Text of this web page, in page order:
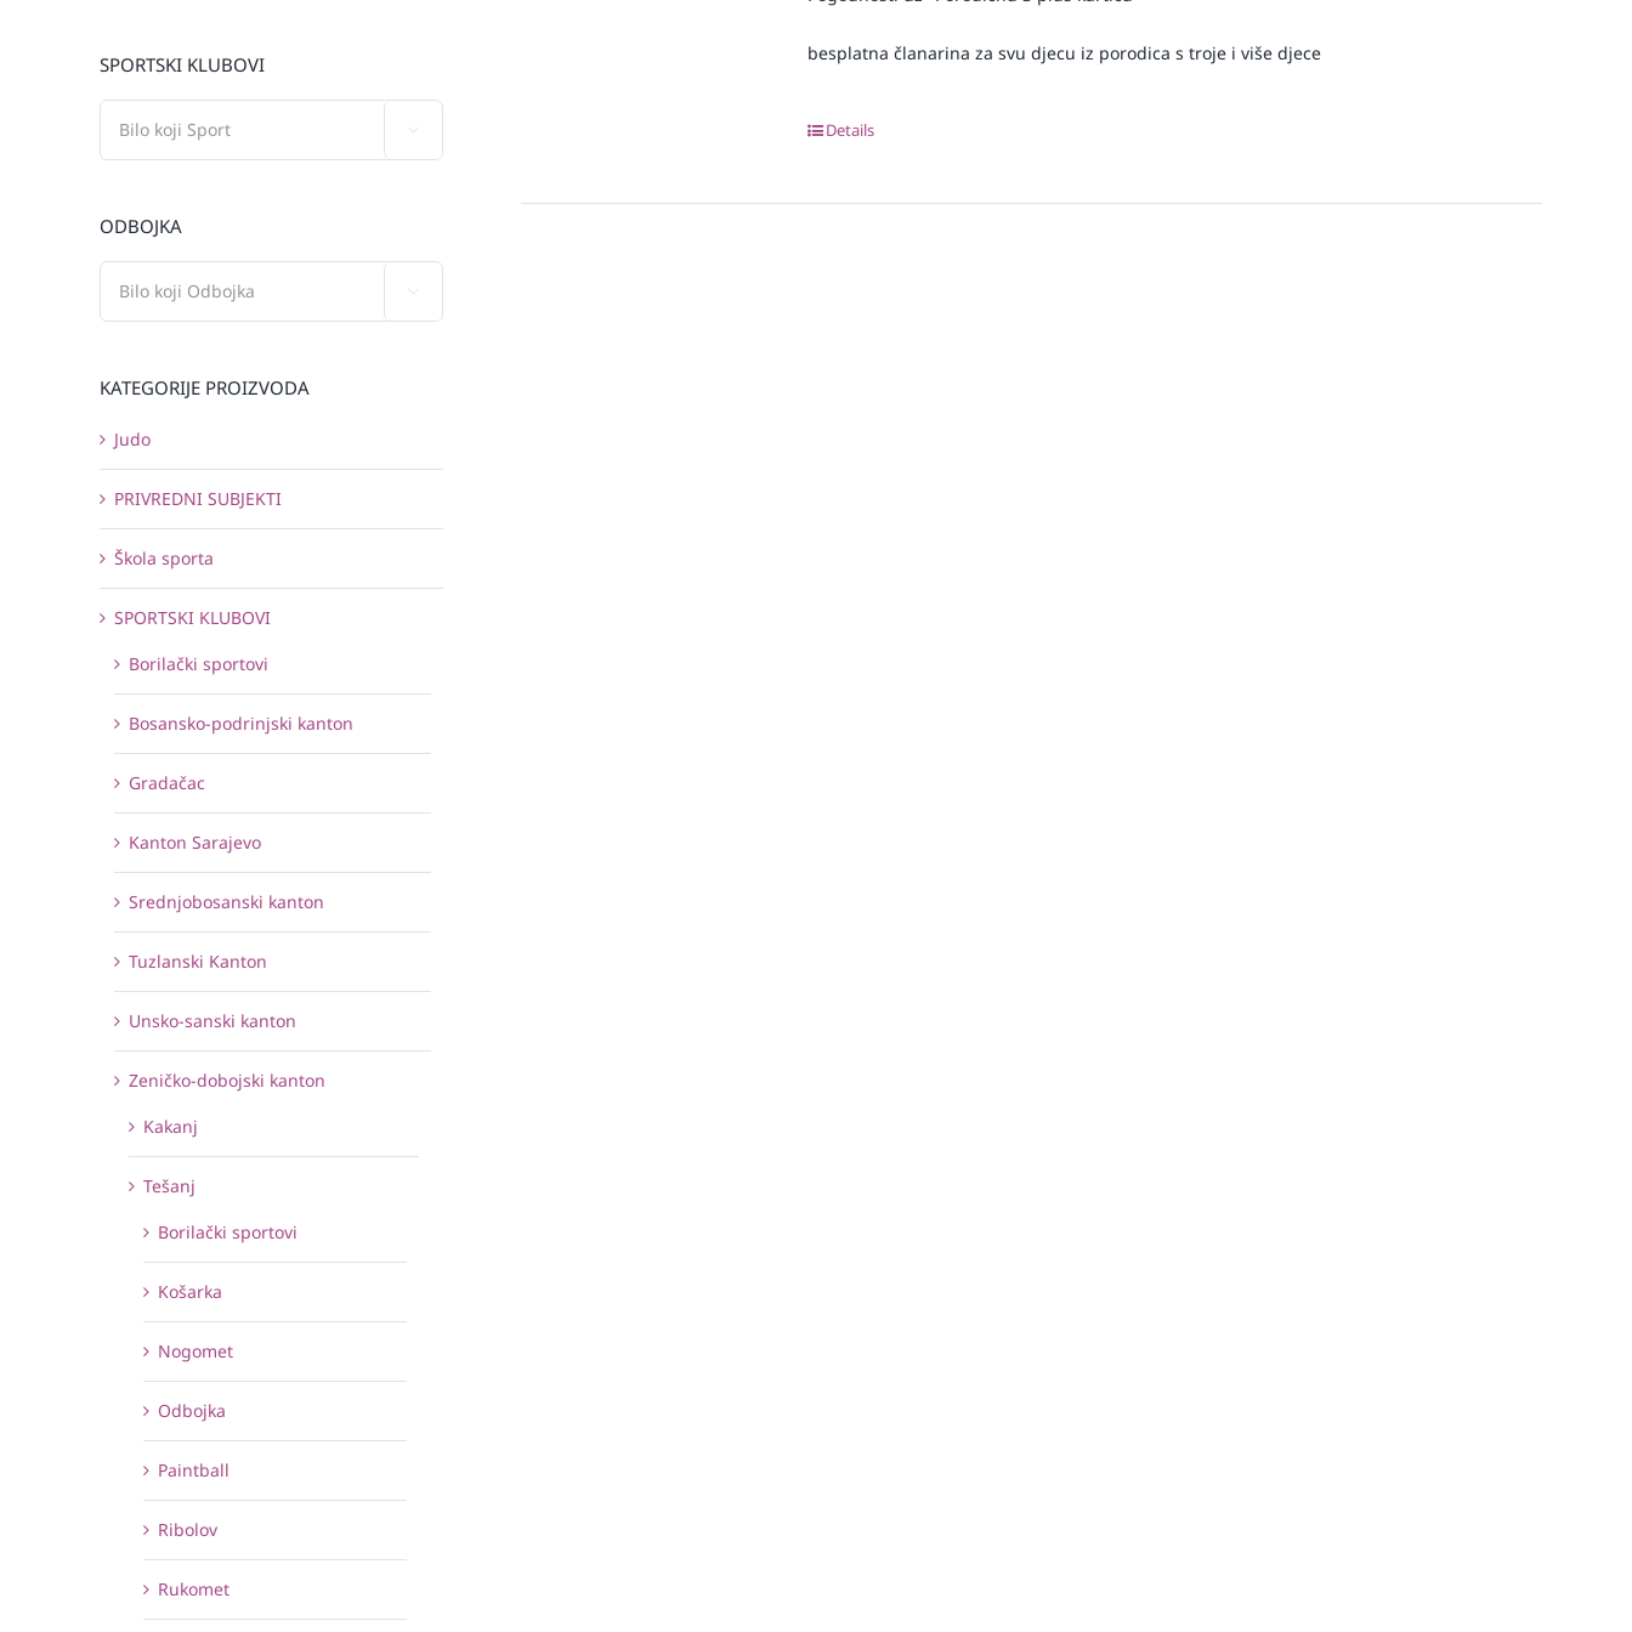
besplatna članarina za svu djecu iz porodica s troje i više djece
Details
SPORTSKI KLUBOVI
ODBOJKA
KATEGORIJE PROIZVODA
Judo
PRIVREDNI SUBJEKTI
Škola sporta
SPORTSKI KLUBOVI
Borilački sportovi
Bosansko-podrinjski kanton
Gradačac
Kanton Sarajevo
Srednjobosanski kanton
Tuzlanski Kanton
Unsko-sanski kanton
Zeničko-dobojski kanton
Kakanj
Tešanj
Borilački sportovi
Košarka
Nogomet
Odbojka
Paintball
Ribolov
Rukomet